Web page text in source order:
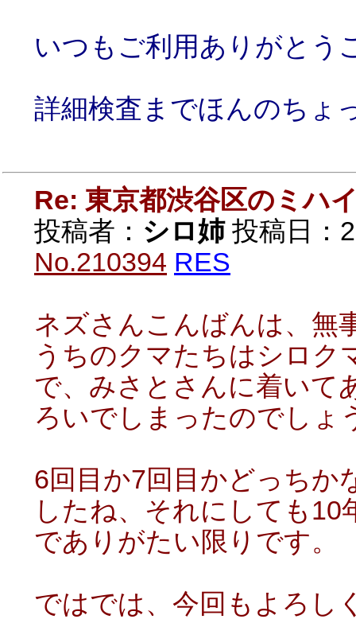
いつもご利用ありがとう
詳細検査までほんのちょ
Re: 東京都渋谷区のミハ
投稿者： シロ姉投稿日：
No.210394 RES
ネズさんこんばんは、無
うちのクマたちはシロク
で、みさとさんに着いて
ろいでしまったのでしょ
6回目か7回目かどっちか
したね、それにしても
でありがたい限りです。
ではでは、今回もよろし